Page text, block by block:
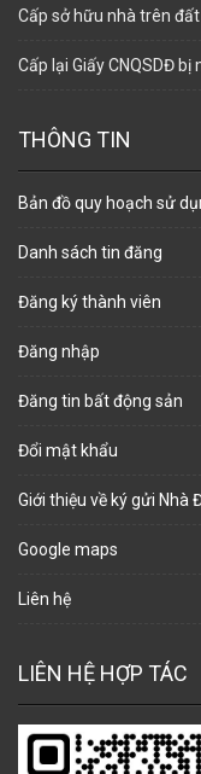
Cấp sở hữu nhà trên đất
Cấp lại Giấy CNQSDĐ bị
THÔNG TIN
Bản đồ quy hoạch sử
Danh sách tin đăng
Đăng ký thành viên
Đăng nhập
Đăng tin bất động sản
Đổi mật khẩu
Giới thiệu về ký gửi Nhà
Google maps
Liên hệ
LIÊN HỆ HỢP TÁC